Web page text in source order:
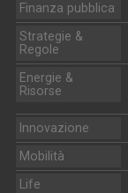
Finanza pubblica
Strategie &
Regole
Energie &
Risorse
Innovazione
Mobilità
Life